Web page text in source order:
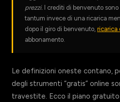
prezzi. I crediti di benvenuto
tantum invece di una ricarica
dopo il giro di benvenuto, ricarica
abbonamento.
Le definizioni oneste contano,
degli strumenti “gratis” online
travestite. Ecco il piano